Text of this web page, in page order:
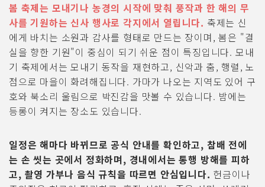
봄 축제는 모내기나 농경의 시작에 맞춰 풍작과 한 해의 무
사를 기원하는 신사 행사로 각지에서 열립니다. 축제는 신
에게 바치는 소원과 감사를 형태로 만드는 장이며, 봄은 "결
실을 향한 기원"이 중심이 되기 쉬운 점이 특징입니다. 모내
기 축제에서는 모내기 동작을 재현하고, 신악과 춤, 행렬, 노
점으로 마을이 화려해집니다. 가마가 나오는 지역도 있어 구
호와 북소리 울림으로 박진감을 맛볼 수 있습니다. 밤에는
등롱이 켜지는 장소도 있습니다.
일정은 해마다 바뀌므로 공식 안내를 확인하고, 참배 전에
는 손 씻는 곳에서 정화하며, 경내에서는 통행 방해를 피하
고, 촬영 가부나 음식 규칙을 따르면 안심입니다. 헌금이나